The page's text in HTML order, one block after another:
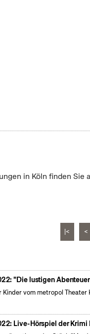
in Köln finden Sie
|< <
"Die lustigen
Kinder vom metropol Theater
Live-Hörspiel der Krimi